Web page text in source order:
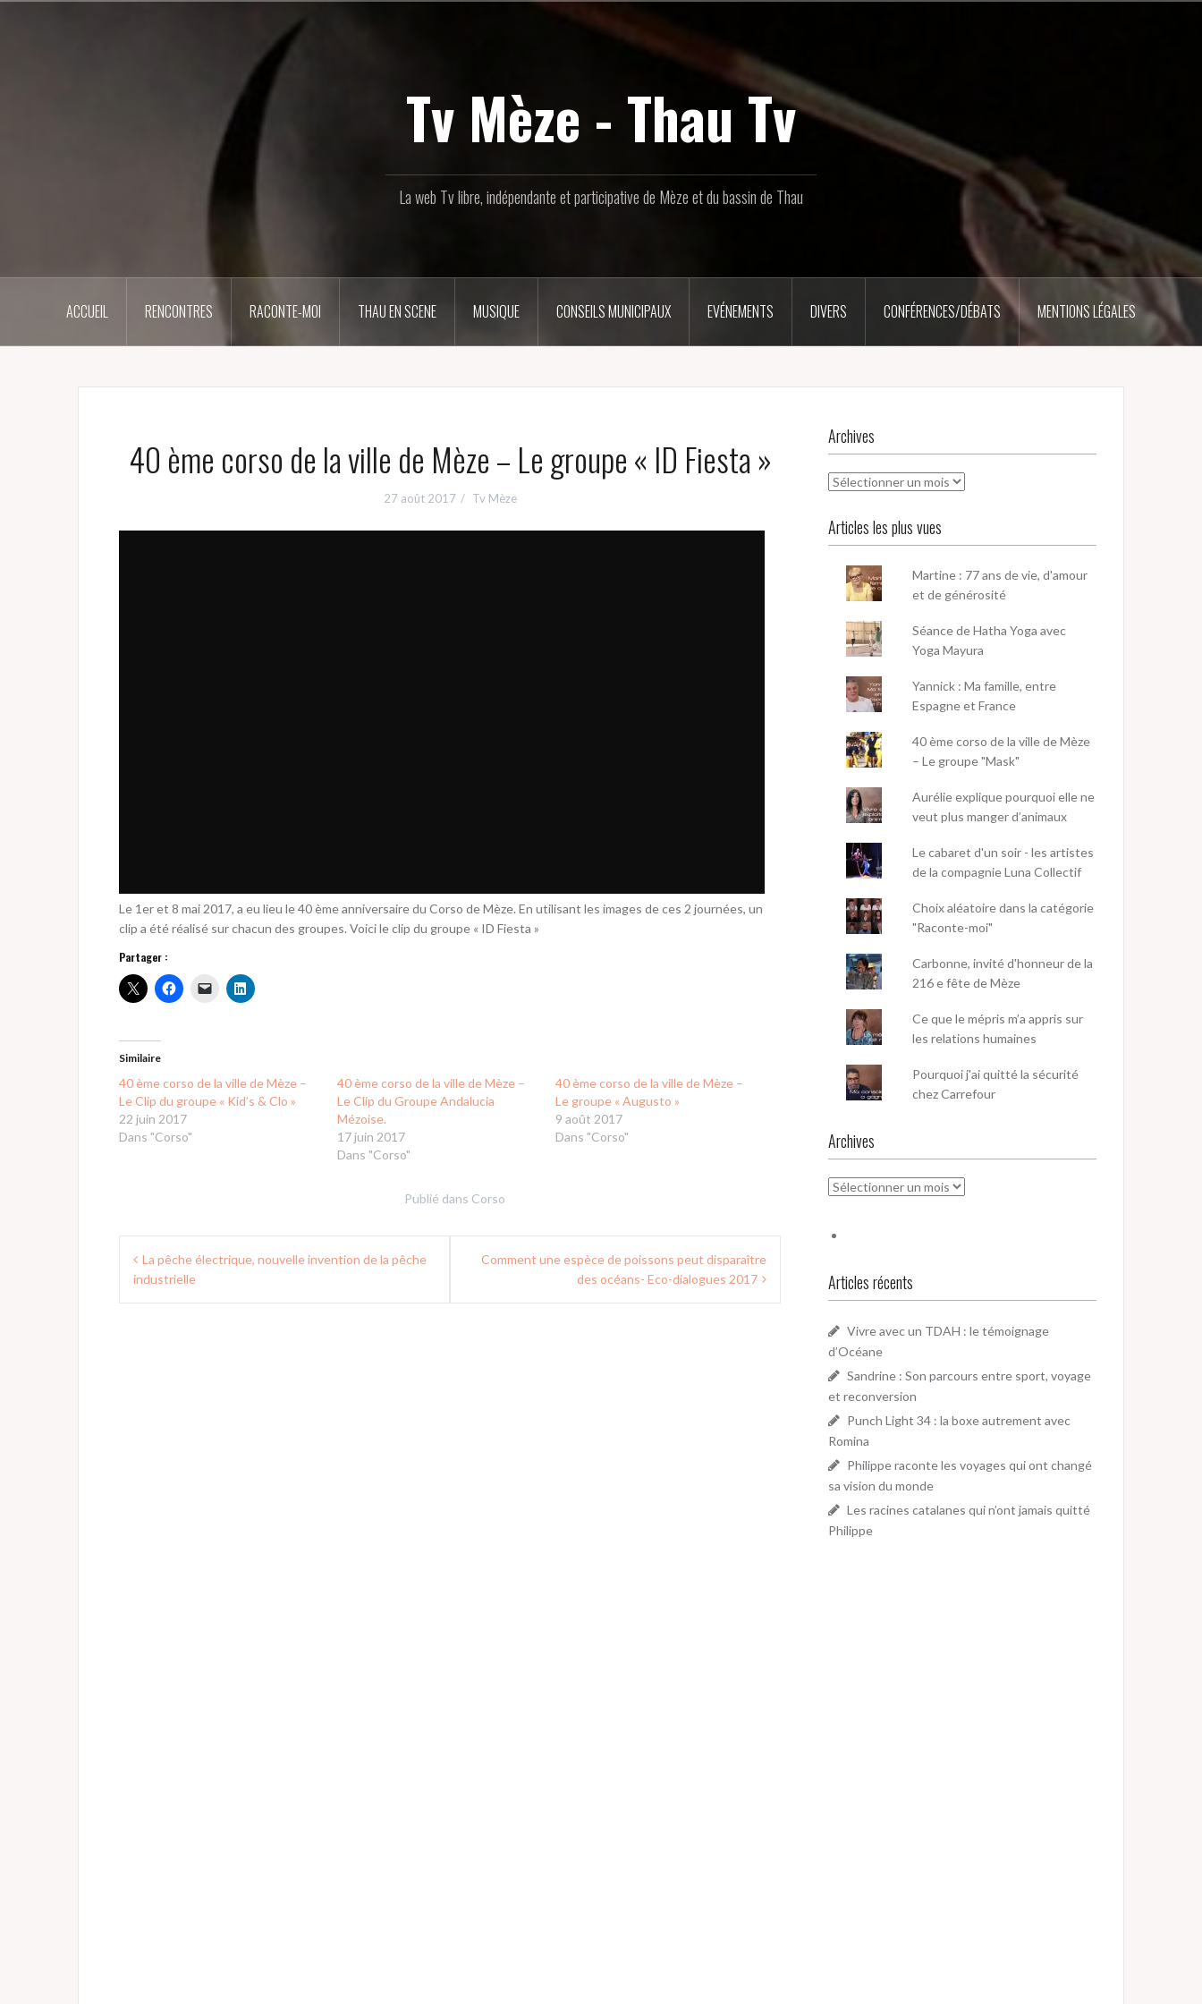
Tv Mèze - Thau Tv
La web Tv libre, indépendante et participative de Mèze et du bassin de Thau
ACCUEIL RENCONTRES RACONTE-MOI THAU EN SCENE MUSIQUE CONSEILS MUNICIPAUX EVÉNEMENTS DIVERS CONFÉRENCES/DÉBATS MENTIONS LÉGALES
40 ème corso de la ville de Mèze – Le groupe « ID Fiesta »
27 août 2017 Tv Mèze
Le 1er et 8 mai 2017, a eu lieu le 40 ème anniversaire du Corso de Mèze. En utilisant les images de ces 2 journées, un
clip a été réalisé sur chacun des groupes. Voici le clip du groupe « ID Fiesta »
Partager :
Similaire
40 ème corso de la ville de Mèze –
Le Clip du groupe « Kid’s & Clo »
22 juin 2017
Dans "Corso"
40 ème corso de la ville de Mèze –
Le Clip du Groupe Andalucia
Mézoise.
17 juin 2017
Dans "Corso"
40 ème corso de la ville de Mèze –
Le groupe « Augusto »
9 août 2017
Dans "Corso"
Publié dans Corso
Navigation
deLa pêche électrique, nouvelle invention de la pêche
industrielle
Comment une espèce de poissons peut disparaître
des océans- Eco-dialogues 2017
Archives
Archives
Articles les plus vues
Martine : 77 ans de vie, d'amour
et de générosité
Séance de Hatha Yoga avec
Yoga Mayura
Yannick : Ma famille, entre
Espagne et France
40 ème corso de la ville de Mèze
– Le groupe "Mask"
Aurélie explique pourquoi elle ne
veut plus manger d’animaux
Le cabaret d'un soir - les artistes
de la compagnie Luna Collectif
Choix aléatoire dans la catégorie
"Raconte-moi"
Carbonne, invité d'honneur de la
216 e fête de Mèze
Ce que le mépris m’a appris sur
les relations humaines
Pourquoi j'ai quitté la sécurité
chez Carrefour
Archives
Archives
Articles récents
Vivre avec un TDAH : le témoignage
d’Océane
Sandrine : Son parcours entre sport, voyage
et reconversion
Punch Light 34 : la boxe autrement avec
Romina
Philippe raconte les voyages qui ont changé
sa vision du monde
Les racines catalanes qui n’ont jamais quitté
Philippe